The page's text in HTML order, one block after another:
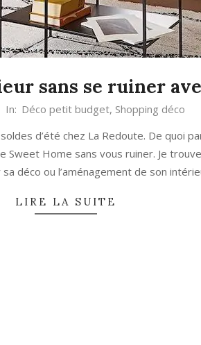
sans se ruiner
In: Déco petit budget, Shopping déco
d’été chez La Redoute. De quoi
Sweet Home sans vous ruiner. Je
déco ou l’aménagement de son
LIRE LA SUITE